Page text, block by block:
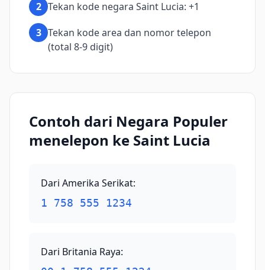
2 Tekan kode negara Saint Lucia: +1
3 Tekan kode area dan nomor telepon
(total 8-9 digit)
Contoh dari Negara Populer
menelepon ke Saint Lucia
Dari Amerika Serikat:
1 758 555 1234
Dari Britania Raya: